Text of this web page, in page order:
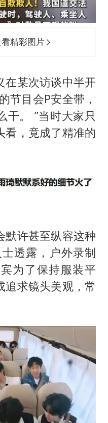
精彩图片
在某次访谈中半开
节目会P安全带，
干。 ”当时大家只
看，竟成了精准的
默许甚至纵容这种
透露，户外录制
为了保持服装平
追求镜头美观，常